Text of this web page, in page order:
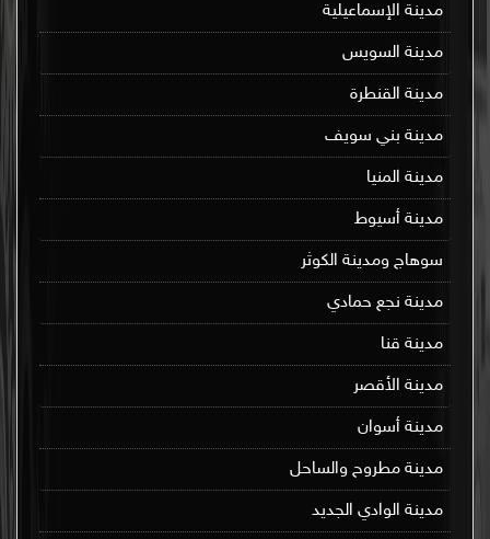
مدينة الإسماعيلية
مدينة السويس
مدينة القنطرة
مدينة بني سويف
مدينة المنيا
مدينة أسيوط
سوهاج ومدينة الكوثر
مدينة نجع حمادي
مدينة قنا
مدينة الأقصر
مدينة أسوان
مدينة مطروح والساحل
مدينة الوادي الجديد